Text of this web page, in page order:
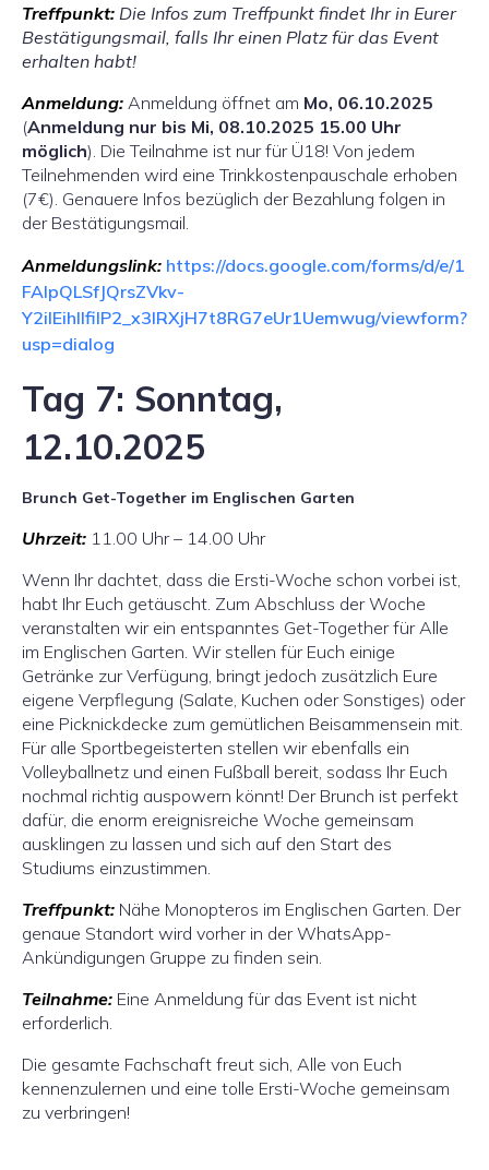
Treffpunkt: Die Infos zum Treffpunkt findet Ihr in Eurer
Bestätigungsmail, falls Ihr einen Platz für das Event
erhalten habt!
Anmeldung: Anmeldung öffnet am Mo, 06.10.2025
(Anmeldung nur bis Mi, 08.10.2025 15.00 Uhr
möglich). Die Teilnahme ist nur für Ü18! Von jedem
Teilnehmenden wird eine Trinkkostenpauschale erhoben
(7€). Genauere Infos bezüglich der Bezahlung folgen in
der Bestätigungsmail.
Anmeldungslink: https://docs.google.com/forms/d/e/1
FAIpQLSfJQrsZVkv-
Y2iIEihIlfilP2_x3lRXjH7t8RG7eUr1Uemwug/viewform?
usp=dialog
Tag 7: Sonntag,
12.10.2025
Brunch Get-Together im Englischen Garten
Uhrzeit: 11.00 Uhr – 14.00 Uhr
Wenn Ihr dachtet, dass die Ersti-Woche schon vorbei ist,
habt Ihr Euch getäuscht. Zum Abschluss der Woche
veranstalten wir ein entspanntes Get-Together für Alle
im Englischen Garten. Wir stellen für Euch einige
Getränke zur Verfügung, bringt jedoch zusätzlich Eure
eigene Verpflegung (Salate, Kuchen oder Sonstiges) oder
eine Picknickdecke zum gemütlichen Beisammensein mit.
Für alle Sportbegeisterten stellen wir ebenfalls ein
Volleyballnetz und einen Fußball bereit, sodass Ihr Euch
nochmal richtig auspowern könnt! Der Brunch ist perfekt
dafür, die enorm ereignisreiche Woche gemeinsam
ausklingen zu lassen und sich auf den Start des
Studiums einzustimmen.
Treffpunkt: Nähe Monopteros im Englischen Garten. Der
genaue Standort wird vorher in der WhatsApp-
Ankündigungen Gruppe zu finden sein.
Teilnahme: Eine Anmeldung für das Event ist nicht
erforderlich.
Die gesamte Fachschaft freut sich, Alle von Euch
kennenzulernen und eine tolle Ersti-Woche gemeinsam
zu verbringen!